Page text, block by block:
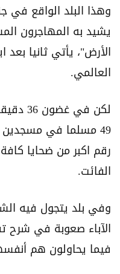
وهذا البلد الواقع في
يشيد به المهاجرون
الأرض"، يأتي ثانيا
العالمي.
لكن
49 مسلما في
رقم اكبر من ضحايا
الفائت.
وفي بلد يتجول فيه
الآباء صعوبة في شرح
فيما يحاولون هم